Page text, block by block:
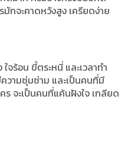
มักจะคาดหวังสูง เครียดง่าย
จร้อน ขี้ตระหนี่ และเวลาทำ
วามซุ่มซ่าม และเป็นคนที่มี
จะเป็นคนที่แค้นฝังใจ เกลียด